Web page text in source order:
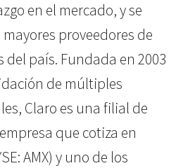
en el mercado, y se
proveedores de
país. Fundada en 2003
de múltiples
Claro es una filial de
que cotiza en
AMX) y uno de los